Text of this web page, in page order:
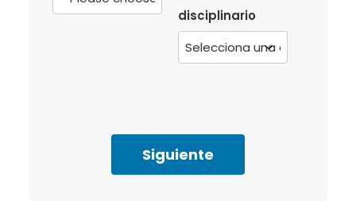
disciplinario
Siguiente